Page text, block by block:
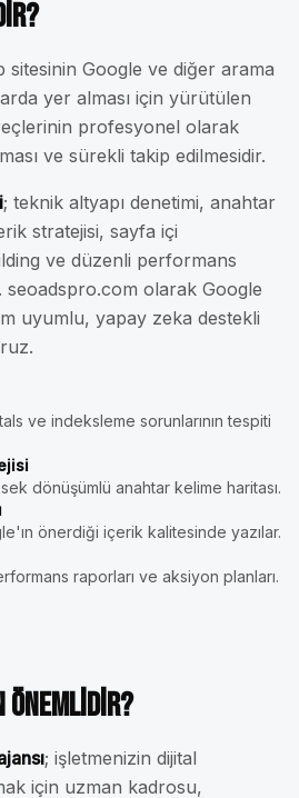
sitesinin Google ve diğer arama
yer alması için yürütülen
profesyonel olarak
ve sürekli takip edilmesidir.
; teknik altyapı denetimi, anahtar
stratejisi, sayfa içi
ve düzenli performans
seoadspro.com olarak Google
uyumlu, yapay zeka destekli
ve indeksleme sorunlarının tespiti
dönüşümlü anahtar kelime haritası.
önerdiği içerik kalitesinde yazılar.
raporları ve aksiyon planları.
Önemlidir?
; işletmenizin dijital
için uzman kadrosu,